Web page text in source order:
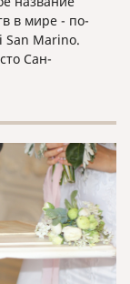
в мире - по-
San Marino.
Сан-